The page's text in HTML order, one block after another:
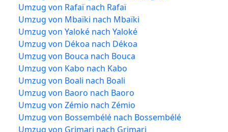
Umzug von Rafaï nach Rafaï
Umzug von Mbaïki nach Mbaïki
Umzug von Yaloké nach Yaloké
Umzug von Dékoa nach Dékoa
Umzug von Bouca nach Bouca
Umzug von Kabo nach Kabo
Umzug von Boali nach Boali
Umzug von Baoro nach Baoro
Umzug von Zémio nach Zémio
Umzug von Bossembélé nach Bossembélé
Umzug von Grimari nach Grimari